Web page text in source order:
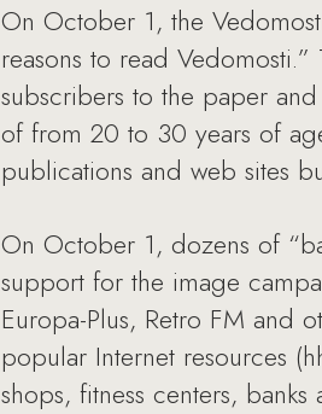
On October 1, the
reasons to read
subscribers to the paper
of from 20 to 30 years of
publications and web sites
On October 1, dozens of
support for the image
Europa-Plus, Retro FM and
popular Internet resources
shops, fitness centers,